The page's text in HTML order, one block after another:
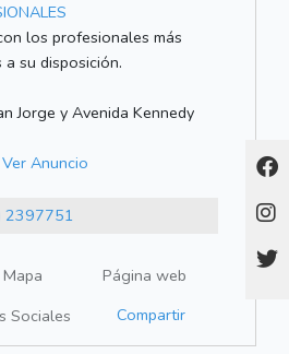
los profesionales más
su disposición.
Jorge y Avenida Kennedy
Ver Anuncio
2397751
Mapa
Página web
Sociales Compartir